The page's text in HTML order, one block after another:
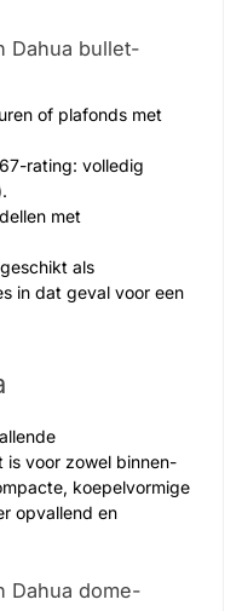
Dahua bullet-
of plafonds met
rating: volledig
met
als
in dat geval voor een
is voor zowel binnen-
koepelvormige
opvallend en
Dahua dome-